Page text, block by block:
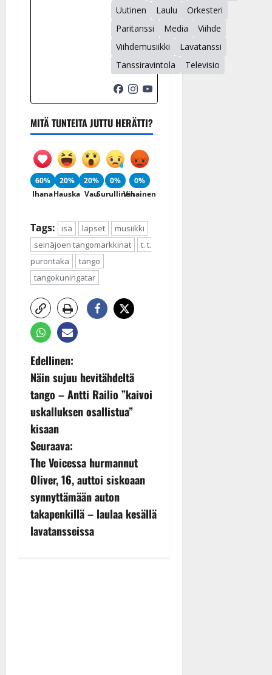
Uutinen
Laulu
Orkesteri
Paritanssi
Media
Viihde
Viihdemusiikki
Lavatanssi
Tanssiravintola
Televisio
MITÄ TUNTEITA JUTTU HERÄTTI?
60%
Ihana
20%
Hauska
20%
Vau
0%
Surullinen
0%
Vihainen
Tags: isä lapset
musiikki
seinäjoen tangomarkkinat
t. t.
purontaka
tango
tangokuningatar
P
o
s
t
n
a
v
i
Edellinen:
Näin sujuu hevitähdeltä
tango – Antti Railio ”kaivoi
uskalluksen osallistua”
kisaan
Seuraava:
The Voicessa hurmannut
Oliver, 16, auttoi siskoaan
synnyttämään auton
takapenkillä – laulaa kesällä
lavatansseissa